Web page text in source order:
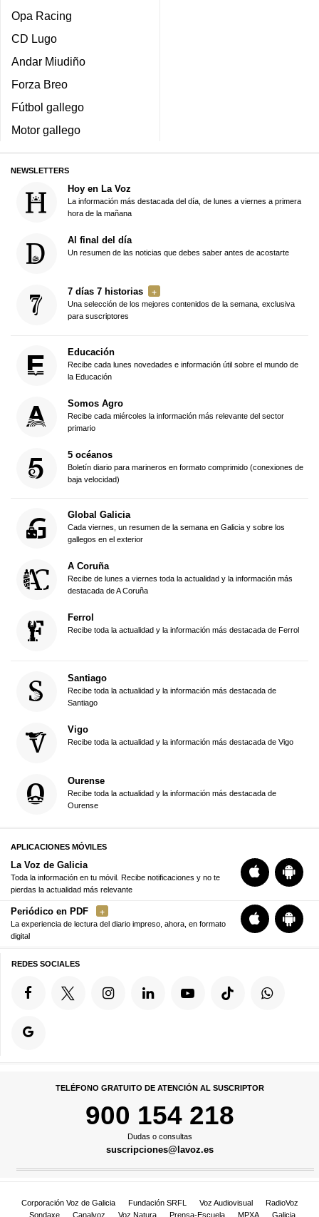
Opa Racing
CD Lugo
Andar Miudiño
Forza Breo
Fútbol gallego
Motor gallego
NEWSLETTERS
Hoy en La Voz
La información más destacada del día, de lunes a viernes a primera
hora de la mañana
Al final del día
Un resumen de las noticias que debes saber antes de acostarte
7 días 7 historias
Una selección de los mejores contenidos de la semana, exclusiva
para suscriptores
Educación
Recibe cada lunes novedades e información útil sobre el mundo de
la Educación
Somos Agro
Recibe cada miércoles la información más relevante del sector
primario
5 océanos
Boletín diario para marineros en formato comprimido (conexiones de
baja velocidad)
Global Galicia
Cada viernes, un resumen de la semana en Galicia y sobre los
gallegos en el exterior
A Coruña
Recibe de lunes a viernes toda la actualidad y la información más
destacada de A Coruña
Ferrol
Recibe toda la actualidad y la información más destacada de Ferrol
Santiago
Recibe toda la actualidad y la información más destacada de
Santiago
Vigo
Recibe toda la actualidad y la información más destacada de Vigo
Ourense
Recibe toda la actualidad y la información más destacada de
Ourense
APLICACIONES MÓVILES
La Voz de Galicia
Toda la información en tu móvil. Recibe notificaciones y no te
pierdas la actualidad más relevante
Periódico en PDF
La experiencia de lectura del diario impreso, ahora, en formato
digital
REDES SOCIALES
TELÉFONO GRATUITO DE ATENCIÓN AL SUSCRIPTOR
900 154 218
Dudas o consultas
suscripciones@lavoz.es
Corporación Voz de Galicia Fundación SRFL Voz Audiovisual
RadioVoz
Sondaxe
Canalvoz Voz Natura Prensa-Escuela MPXA Galicia